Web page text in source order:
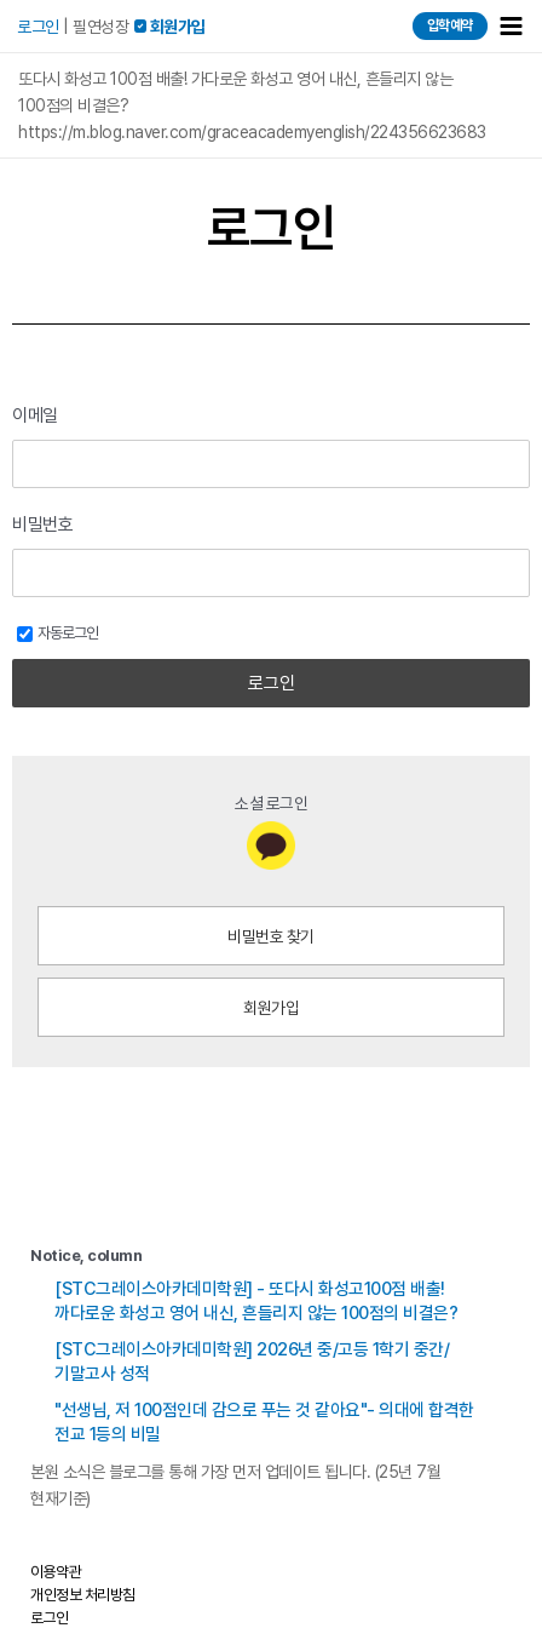
건너뛰기
로그인 필연성장  회원가입 입학예약
또다시 화성고 100점 배출! 가다로운 화성고 영어 내신, 흔들리지 않는
100점의 비결은?
https://m.blog.naver.com/graceacademyenglish/224356623683
로그인
이메일
비밀번호
자동로그인
로그인
소셜 로그인
비밀번호 찾기
회원가입
Notice, column
[STC그레이스아카데미학원] - 또다시 화성고100점 배출!
까다로운 화성고 영어 내신, 흔들리지 않는 100점의 비결은?
[STC그레이스아카데미학원] 2026년 중/고등 1학기 중간/
기말고사 성적
"선생님, 저 100점인데 감으로 푸는 것 같아요"- 의대에 합격한
전교 1등의 비밀
본원 소식은 블로그를 통해 가장 먼저 업데이트 됩니다. (25년 7월
현재기준)
이용약관
개인정보 처리방침
로그인